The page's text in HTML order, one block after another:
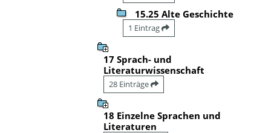
15.25 Alte Geschichte
1 Eintrag
17 Sprach- und
Literaturwissenschaft
28 Einträge
18 Einzelne Sprachen und
Literaturen